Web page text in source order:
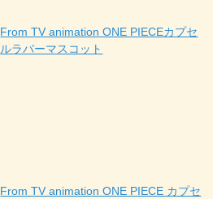
From TV animation ONE PIECEカプセ
ルラバーマスコット
From TV animation ONE PIECE カプセ